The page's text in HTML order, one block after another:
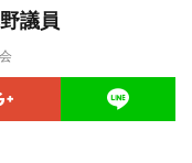
議員